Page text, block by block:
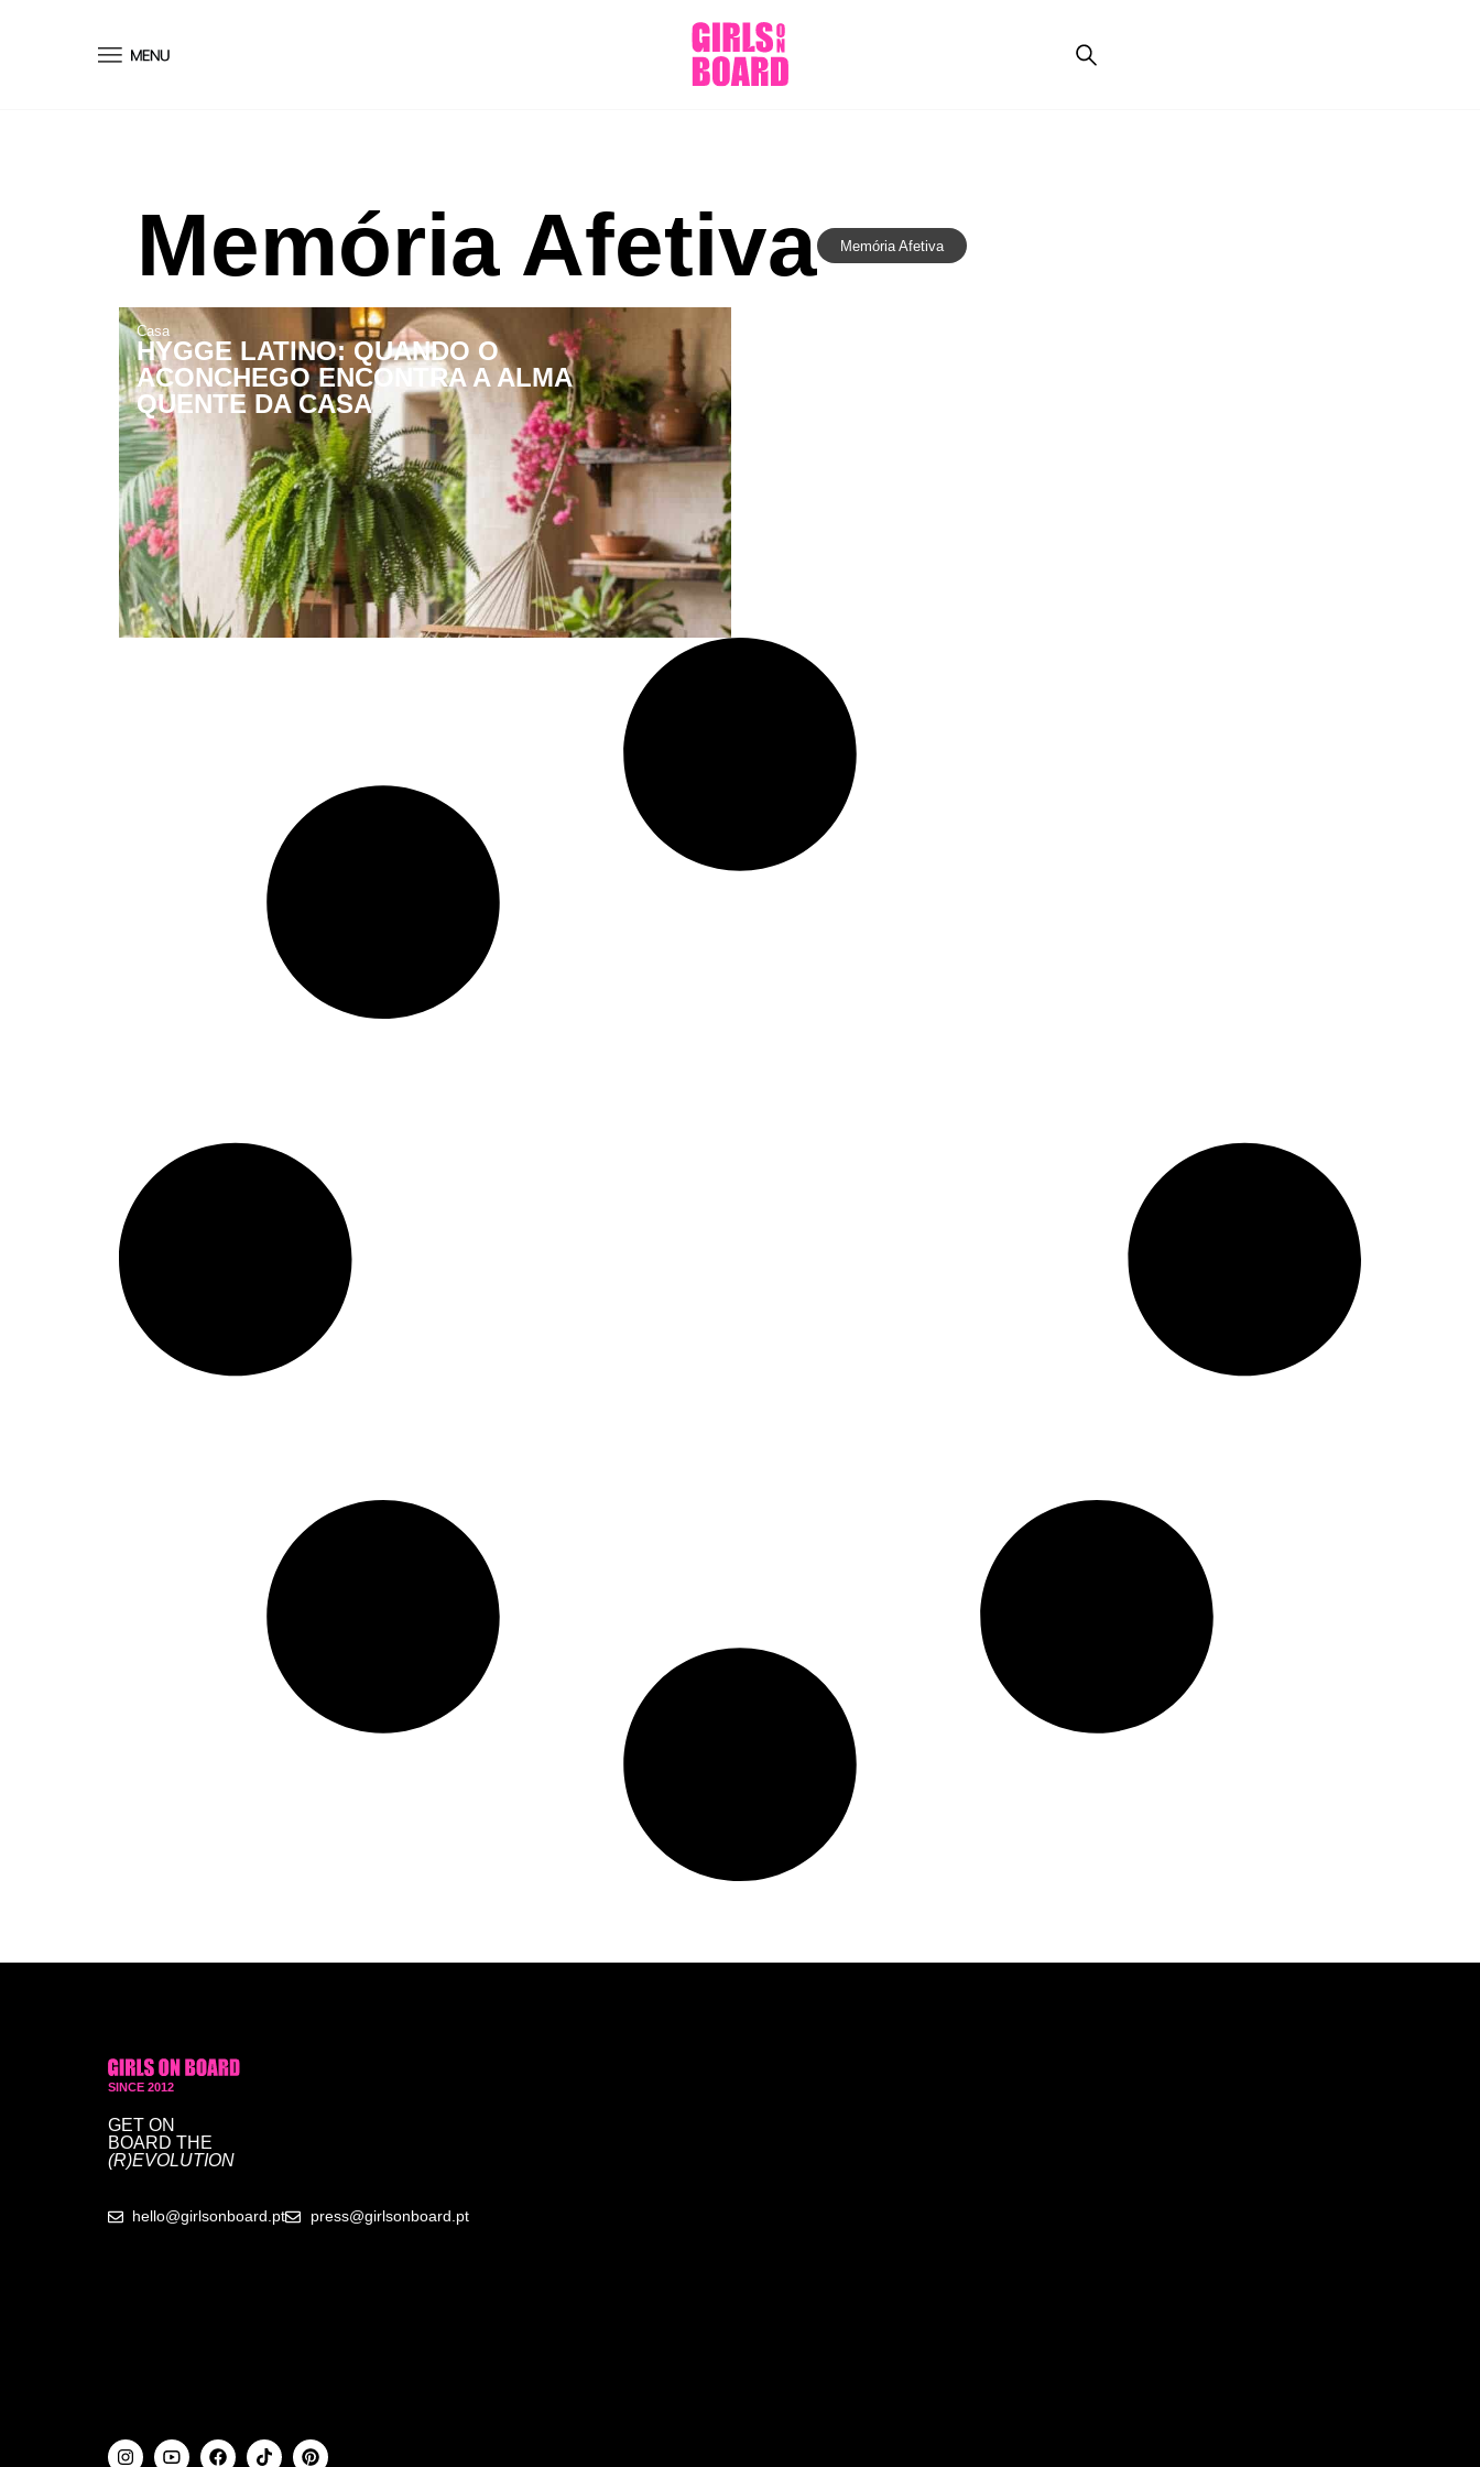
Memória Afetiva Memória Afetiva
Casa
HYGGE LATINO: QUANDO O
ACONCHEGO ENCONTRA A ALMA
QUENTE DA CASA
SINCE 2012
GET ON
BOARD THE
(R)EVOLUTION
hello@girlsonboard.pt press@girlsonboard.pt